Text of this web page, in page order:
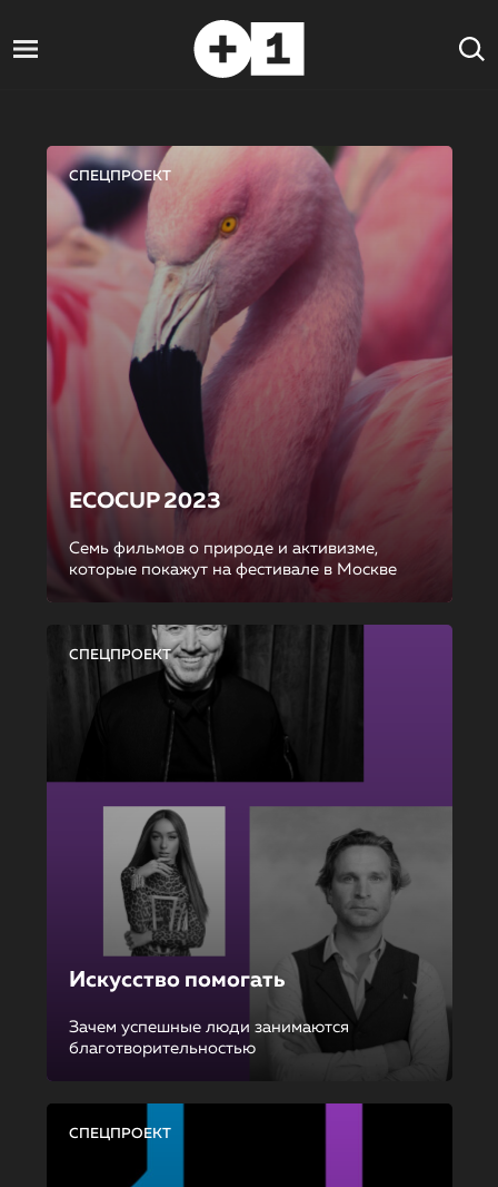
СПЕЦПРОЕКТ
ECOCUP 2023
Семь фильмов о природе и активизме,
которые покажут на фестивале в Москве
СПЕЦПРОЕКТ
Искусство помогать
Зачем успешные люди занимаются
благотворительностью
СПЕЦПРОЕКТ